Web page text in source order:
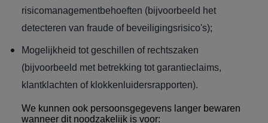
risicomanagementbehoeften (bijvoorbeeld het
detecteren van fraude of beveiligingsrisico's);
Mogelijkheid tot geschillen of rechtszaken
(bijvoorbeeld met betrekking tot garantieclaims,
klantklachten of klokkenluidersrapporten).
We kunnen ook persoonsgegevens langer bewaren
wanneer dit noodzakelijk is voor: